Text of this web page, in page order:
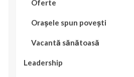
Oferte
Orașele spun povești
Vacantă sănătoasă
Leadership